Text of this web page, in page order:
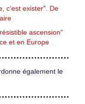
c’est exister". De
ascension"
et en Europe
également le